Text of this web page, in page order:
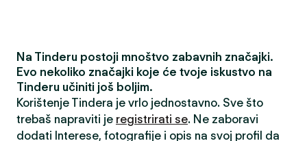
Na Tinderu postoji mnoštvo zabavnih značajki.
Evo nekoliko značajki koje će tvoje iskustvo na
Tinderu učiniti još boljim.
Korištenje Tindera je vrlo jednostavno. Sve što
trebaš napraviti je registrirati se. Ne zaboravi
dodati Interese, fotografije i opis na svoj profil da